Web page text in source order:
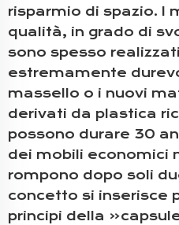
risparmio di spazio. I
qualità, in grado di
sono spesso
estremamente
massello o i nuovi
derivati da plastica
possono durare 30
dei mobili economici
rompono dopo soli
concetto si inserisce
principi della